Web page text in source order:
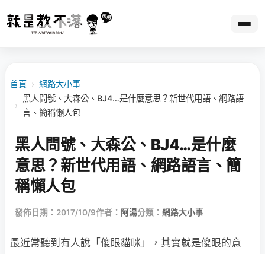
首頁 › 網路大小事
›
黑人問號、大森公、BJ4…是什麼意思？新世代用語、網路語
言、簡稱懶人包
黑人問號、大森公、BJ4…是什麼
意思？新世代用語、網路語言、簡
稱懶人包
發佈日期：2017/10/9作者： 阿湯分類： 網路大小事
最近常聽到有人說「傻眼貓咪」，其實就是傻眼的意